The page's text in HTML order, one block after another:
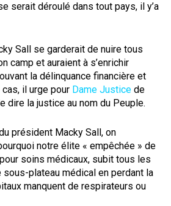
serait déroulé dans tout pays, il y’a
Sall se garderait de nuire tous
camp et auraient à s’enrichir
la délinquance financière et
cas, il urge pour Dame Justice de
dire la justice au nom du Peuple.
président Macky Sall, on
notre élite « empêchée » de
soins médicaux, subit tous les
plateau médical en perdant la
manquent de respirateurs ou